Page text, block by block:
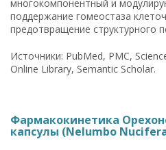
многокомпонентный и
поддержание гомеостаза
предотвращение структурного
Источники: PubMed, PMC,
Online Library, Semantic Scholar.
Фармакокинетика
капсулы (Nelumbo